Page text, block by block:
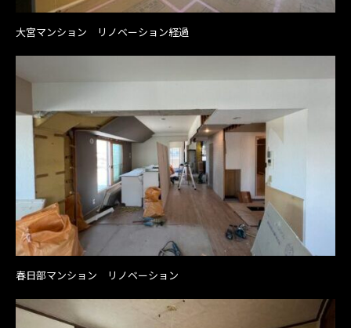
大宮マンション リノベーション経過
春日部マンション リノベーション